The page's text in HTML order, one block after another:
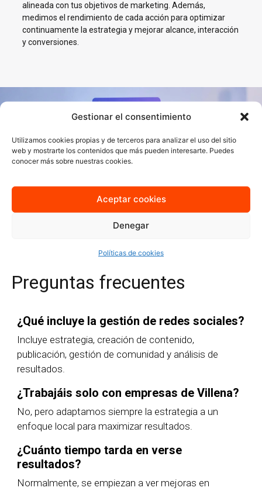
Gestionar el consentimiento
Utilizamos cookies propias y de terceros para analizar el uso del sitio
web y mostrarte los contenidos que más pueden interesarte. Puedes
conocer más sobre nuestras cookies.
Aceptar cookies
Denegar
Políticas de cookies
alineada con tus objetivos de marketing. Además,
medimos el rendimiento de cada acción para optimizar
continuamente la estrategia y mejorar alcance, interacción
y conversiones.
Impulsamos tu negocio en
Redes Sociales en Villena
En AJA Publicidad te ayudamos a crecer en Social Media con
Quiero más información
Preguntas frecuentes
¿Qué incluye la gestión de redes sociales?
Incluye estrategia, creación de contenido,
publicación, gestión de comunidad y análisis de
resultados.
¿Trabajáis solo con empresas de Villena?
No, pero adaptamos siempre la estrategia a un
enfoque local para maximizar resultados.
¿Cuánto tiempo tarda en verse
resultados?
Normalmente, se empiezan a ver mejoras en